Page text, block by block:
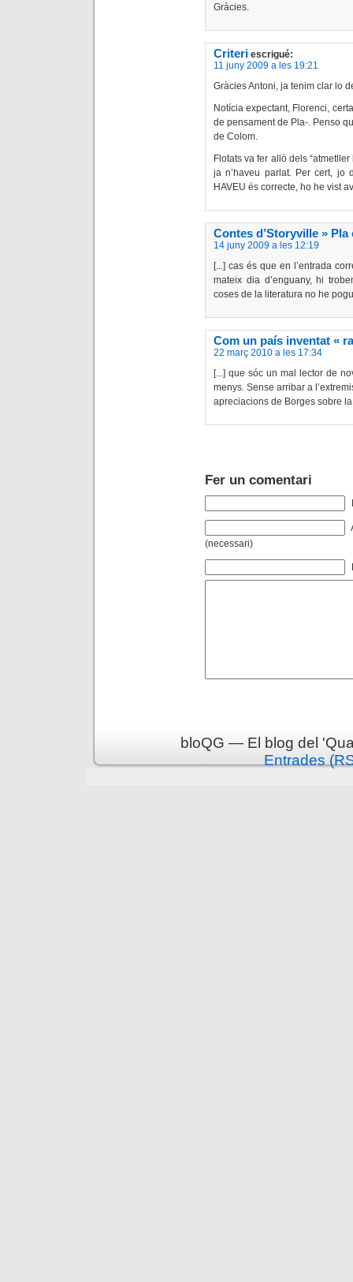
Gràcies.
Criteri escrigué:
11 juny 2009 a les 19:21
Gràcies Antoni, ja tenim clar lo
Notícia expectant, Florenci,
de pensament de Pla-. Penso
de Colom.
Flotats va fer allò dels
ja n’haveu parlat. Per cert, jo
HAVEU és correcte, ho he vist
Contes d’Storyville »
14 juny 2009 a les 12:19
[...] cas és que en l’entrada
mateix dia d’enguany, hi
coses de la literatura no he
Com un país inventat «
22 març 2010 a les 17:34
[...] que sóc un mal lector de
menys. Sense arribar a
apreciacions de Borges sobre
Fer un comentari
(necessari)
bloQG — El blog del
Entrades